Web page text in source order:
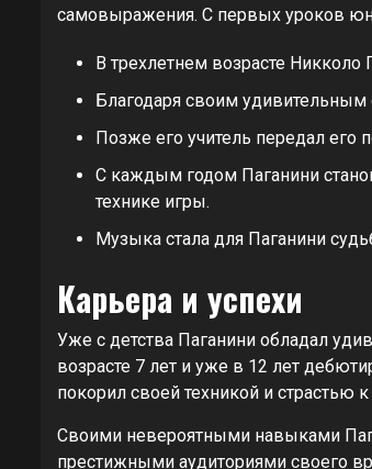
самовыражения. С первых уроков
В трехлетнем возрасте Никколо
Благодаря своим
Позже его учитель передал его
С каждым годом Паганини
технике игры.
Музыка стала для Паганини
Карьера и успехи
Уже с детства Паганини обладал
возрасте 7 лет и уже в 12 лет
покорил своей техникой и страстью
Своими невероятными навыками
престижными аудиториями своего